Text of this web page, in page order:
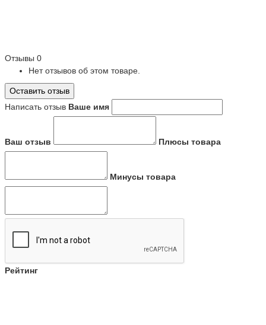
Отзывы 0
Нет отзывов об этом товаре.
Оставить отзыв
Написать отзыв Ваше имя
Ваш отзыв Плюсы товара
Минусы товара
Рейтинг